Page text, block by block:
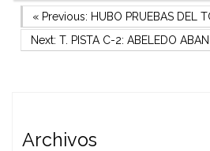
Navegación
de
Previous Post
« Previous: HUBO PRUEBAS DEL
Next Post
Next: T. PISTA C-2: ABELEDO
Archivos